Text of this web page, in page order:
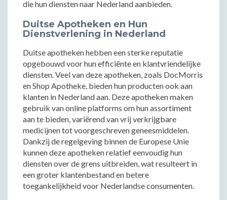
die hun diensten naar Nederland aanbieden.
Duitse Apotheken en Hun
Dienstverlening in Nederland
Duitse apotheken hebben een sterke reputatie
opgebouwd voor hun efficiënte en klantvriendelijke
diensten. Veel van deze apotheken, zoals DocMorris
en Shop Apotheke, bieden hun producten ook aan
klanten in Nederland aan. Deze apotheken maken
gebruik van online platforms om hun assortiment
aan te bieden, variërend van vrij verkrijgbare
medicijnen tot voorgeschreven geneesmiddelen.
Dankzij de regelgeving binnen de Europese Unie
kunnen deze apotheken relatief eenvoudig hun
diensten over de grens uitbreiden, wat resulteert in
een groter klantenbestand en betere
toegankelijkheid voor Nederlandse consumenten.